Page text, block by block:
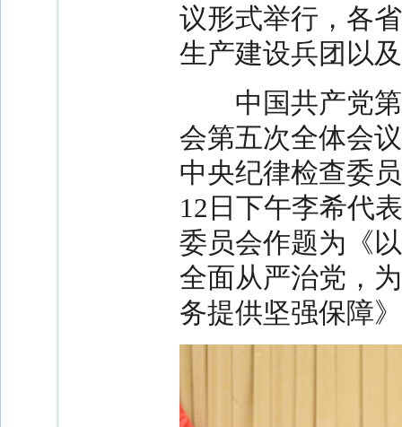
议形式举行，各
生产建设兵团以
中国共产党第
会第五次全体会
中央纪律检查委
12日下午李希代
委员会作题为《
全面从严治党，
务提供坚强保障